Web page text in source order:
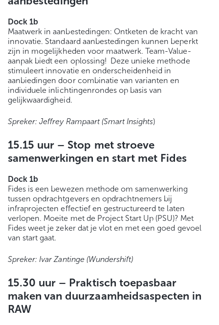
Dock 1b
Maatwerk in aanbestedingen: Ontketen de kracht van
innovatie. Standaard aanbestedingen kunnen beperkt
zijn in mogelijkheden voor maatwerk. Team-Value-
aanpak biedt een oplossing! Deze unieke methode
stimuleert innovatie en onderscheidenheid in
aanbiedingen door combinatie van varianten en
individuele inlichtingenrondes op basis van
gelijkwaardigheid.
Spreker: Jeffrey Rampaart (Smart Insights)
15.15 uur – Stop met stroeve
samenwerkingen en start met Fides
Dock 1b
Fides is een bewezen methode om samenwerking
tussen opdrachtgevers en opdrachtnemers bij
infraprojecten effectief en gestructureerd te laten
verlopen. Moeite met de Project Start Up (PSU)? Met
Fides weet je zeker dat je vlot en met een goed gevoel
van start gaat.
Spreker: Ivar Zantinge (Wundershift)
15.30 uur – Praktisch toepasbaar
maken van duurzaamheidsaspecten in
RAW